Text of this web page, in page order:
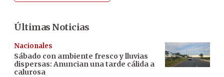
Últimas Noticias
Nacionales
Sábado con ambiente fresco y lluvias
dispersas: Anuncian una tarde cálida a
calurosa